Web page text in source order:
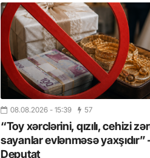
08.08.2026 - 15:39 57
“Toy xərclərini, qızılı, cehizi
sayanlar evlənməsə
Deputat
14.05.2026- 10:58 347
“ABŞ və Qərb Çinin daha da
istəmir”- VİDEO